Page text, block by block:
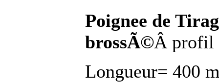
Poignee de
brossÃ©Â profil
Longueur= 400